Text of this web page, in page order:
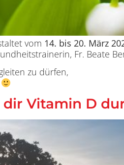
vom 14. bis 20. März
Fr. Beate
zu dürfen,
Vitamin D